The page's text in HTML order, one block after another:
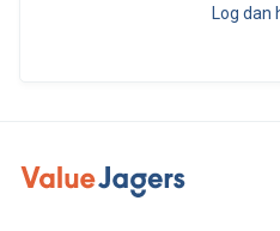
Log dan